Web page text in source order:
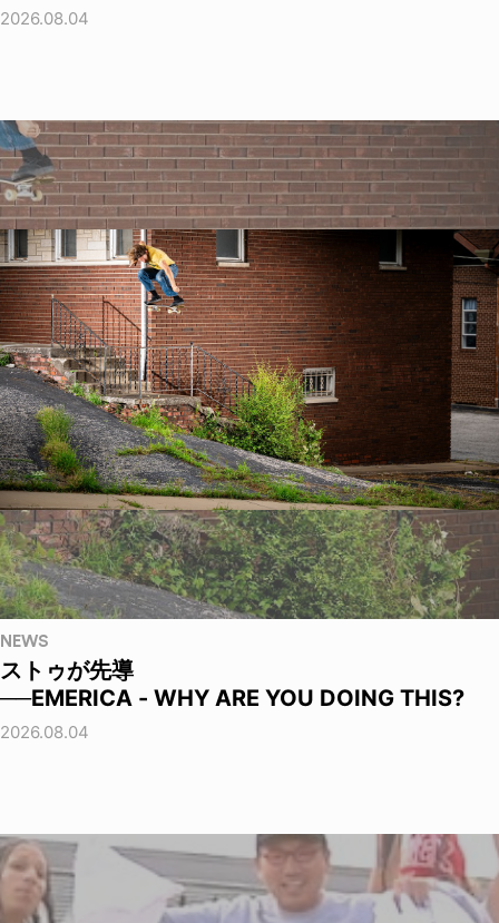
2026.08.04
NEWS
ストゥが先導
──EMERICA - WHY ARE YOU DOING THIS?
2026.08.04